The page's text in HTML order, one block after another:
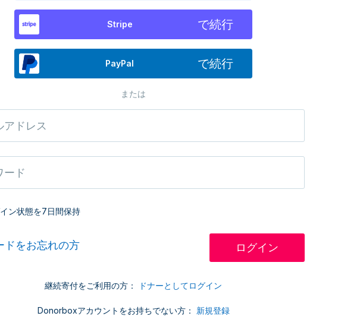
Stripe で続行
PayPal で続行
または
ン状態を7日間保持
ドをお忘れの方
継続寄付をご利用の方： ドナーとしてログイン
Donorboxアカウントをお持ちでない方： 新規登録